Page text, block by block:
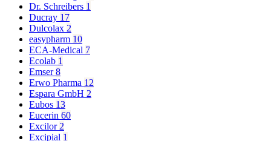
Dr. Schreibers 1
Ducray 17
Dulcolax 2
easypharm 10
ECA-Medical 7
Ecolab 1
Emser8
Erwo Pharma 12
Espara GmbH 2
Eubos 13
Eucerin 60
Excilor2
Excipial 1